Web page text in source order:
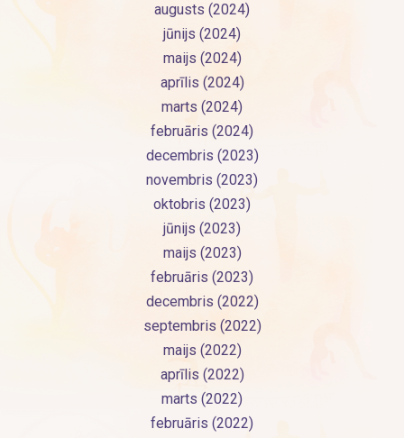
augusts (2024)
jūnijs (2024)
maijs (2024)
aprīlis (2024)
marts (2024)
februāris (2024)
decembris (2023)
novembris (2023)
oktobris (2023)
jūnijs (2023)
maijs (2023)
februāris (2023)
decembris (2022)
septembris (2022)
maijs (2022)
aprīlis (2022)
marts (2022)
februāris (2022)